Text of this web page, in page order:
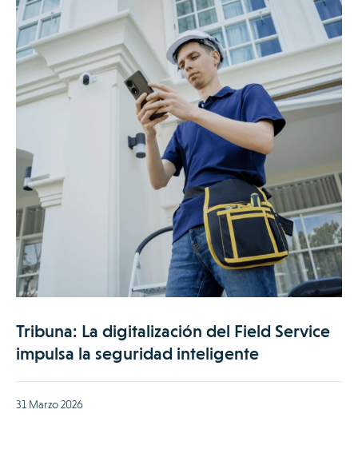
Tribuna: La digitalización del Field Service
impulsa la seguridad inteligente
31 Marzo 2026